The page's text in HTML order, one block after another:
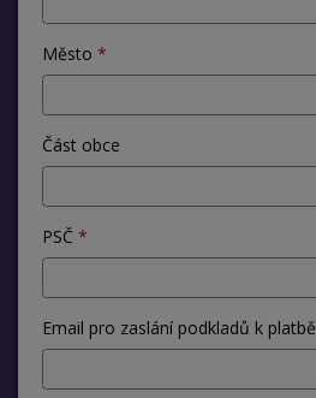
Město
Část obce
PSČ
Email pro zaslání podkladů k platbě